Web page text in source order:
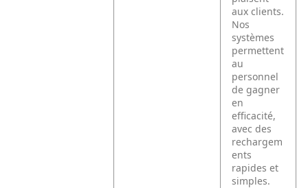
aux clients.
Nos
systèmes
permettent
au
personnel
de gagner
en
efficacité,
avec des
rechargem
ents
rapides et
simples.